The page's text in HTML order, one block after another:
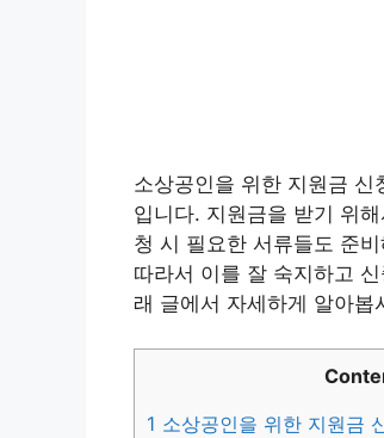
소상공인을 위한 지원금
입니다. 지원금을 받기 위
청 시 필요한 서류들도 준
따라서 이를 잘 숙지하고
래 글에서 자세하게 알아봅
1 소상공인을 위한 지원금